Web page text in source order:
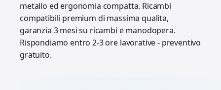
metallo ed ergonomia compatta. Ricambi
compatibili premium di massima qualita,
garanzia 3 mesi su ricambi e manodopera.
Rispondiamo entro 2-3 ore lavorative - preventivo
gratuito.